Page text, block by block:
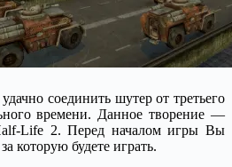
соединить шутер от третьего
времени. Данное творение —
Life 2. Перед началом игры Вы
которую будете играть.